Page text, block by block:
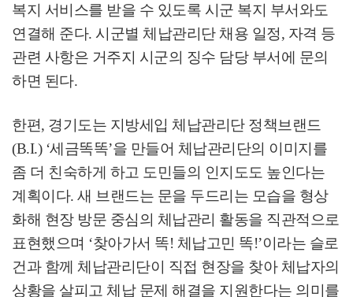
복지 서비스를 받을 수 있도록 시군 복지 부서와도
연결해 준다. 시군별 체납관리단 채용 일정, 자격 등
관련 사항은 거주지 시군의 징수 담당 부서에 문의
하면 된다.
한편, 경기도는 지방세입 체납관리단 정책브랜드
(B.I.) ‘세금똑똑’을 만들어 체납관리단의 이미지를
좀 더 친숙하게 하고 도민들의 인지도도 높인다는
계획이다. 새 브랜드는 문을 두드리는 모습을 형상
화해 현장 방문 중심의 체납관리 활동을 직관적으로
표현했으며 ‘찾아가서 똑! 체납고민 똑!’이라는 슬로
건과 함께 체납관리단이 직접 현장을 찾아 체납자의
상황을 살피고 체납 문제 해결을 지원한다는 의미를